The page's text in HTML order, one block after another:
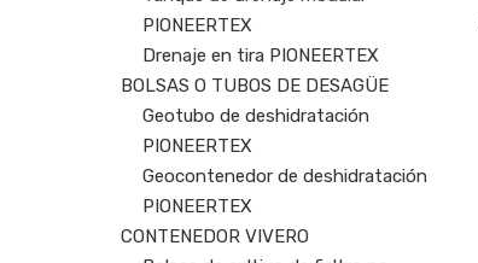
PIONEERTEX
Drenaje en tira PIONEERTEX
BOLSAS O TUBOS DE DESAGÜE
Geotubo de deshidratación
PIONEERTEX
Geocontenedor de deshidratación
PIONEERTEX
CONTENEDOR VIVERO